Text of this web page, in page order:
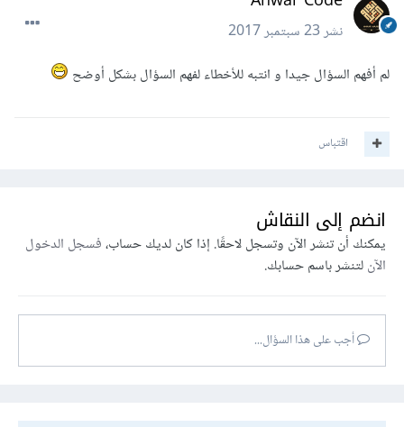
نشر23 سبتمبر 2017
لم أفهم السؤال جيدا و انتبه للأخطاء لفهم السؤال بشكل أوضح
اقتباس
انضم إلى النقاش
يمكنك أن تنشر الآن وتسجل لاحقًا. إذا كان لديك حساب،فسجل الدخول
الآنلتنشر باسم حسابك.
أجب على هذا السؤال...